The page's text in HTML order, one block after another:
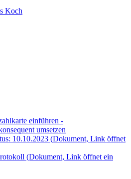
Koch
einführen -
umsetzen
10.10.2023 (Dokument, Link öffnet
(Dokument, Link öffnet ein